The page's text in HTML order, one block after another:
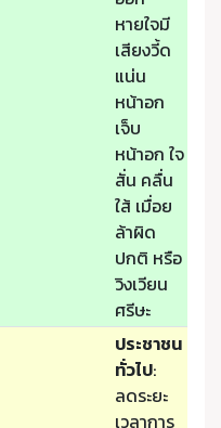
หายใจมี
เสียงวี้ด
แน่น
หน้าอก
เจ็บ
หน้าอก ใจ
สั่น คลื่น
ใส้ เมื่อย
ล้าผิด
ปกติ หรือ
วิงเวียน
ศรีษะ
ประชาชน
ทั่วไป:
ลดระยะ
เวลาการ